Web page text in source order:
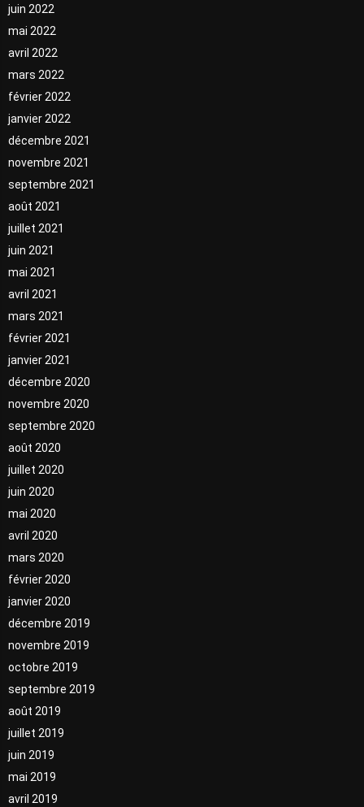
juin 2022
mai 2022
avril 2022
mars 2022
février 2022
janvier 2022
décembre 2021
novembre 2021
septembre 2021
août 2021
juillet 2021
juin 2021
mai 2021
avril 2021
mars 2021
février 2021
janvier 2021
décembre 2020
novembre 2020
septembre 2020
août 2020
juillet 2020
juin 2020
mai 2020
avril 2020
mars 2020
février 2020
janvier 2020
décembre 2019
novembre 2019
octobre 2019
septembre 2019
août 2019
juillet 2019
juin 2019
mai 2019
avril 2019